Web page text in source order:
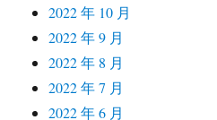
2022 年 10 月
2022 年 9 月
2022 年 8 月
2022 年 7 月
2022 年 6 月